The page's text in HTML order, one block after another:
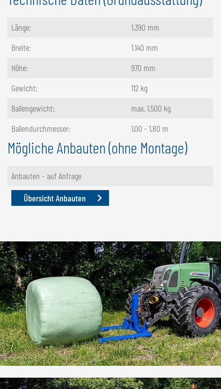
Länge:
1.390 mm
Breite:
1.140 mm
Höhe:
970 mm
Gewicht:
112 kg
Ballengewicht:
max. 1.500 kg
Ballendurchmesser:
1,00 - 1,80 m
Mögliche Anbauten (ohne Montage)
Anbauten - auf Anfrage
Übersicht Anbauten